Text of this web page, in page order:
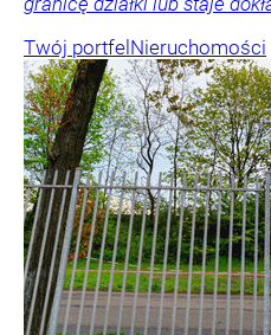
Twój portfel Nieruchomości